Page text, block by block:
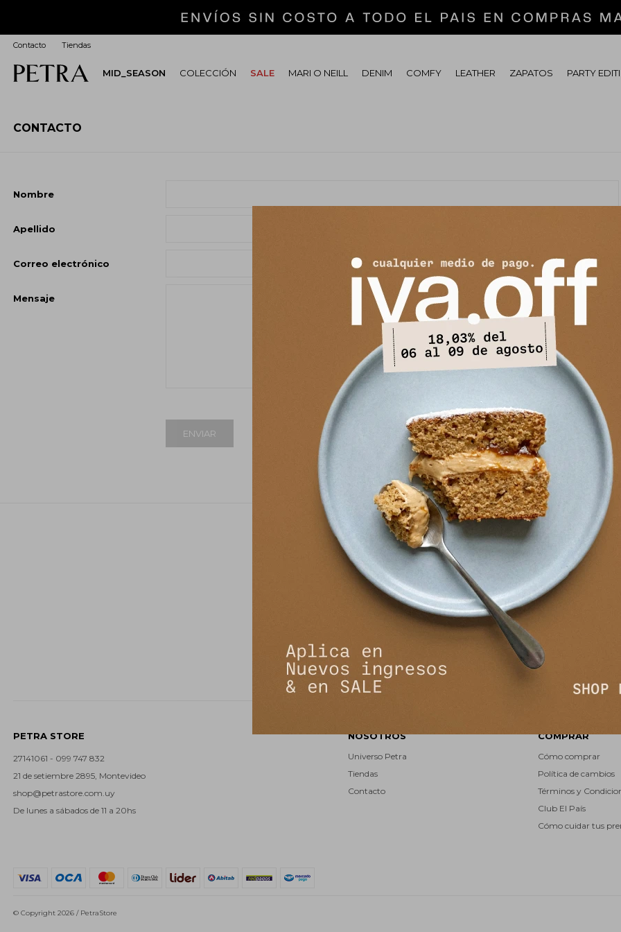
MID_SEASON COLECCIÓN SALE MARI O NEILL DENIM COMFY LEATHER ZAPATOS PARTY
Contacto Tiendas
CONTACTO
Nombre
Apellido
Correo electrónico
Mensaje
ENVIAR
PETRA STORE
27141061 - 099 747 832
21 de setiembre 2895, Montevideo
shop@petrastore.com.uy
De lunes a sábados de 11 a 20hs
NOSOTROS
Universo Petra
Tiendas
Contacto
COMPRAR
Cómo comprar
Política de cambios
Términos y
Club El País
Cómo cuidar tus
NEWSLETTER
¡Suscribite y recibí todas nuestras novedades!
© Copyright 2026 / PetraStore